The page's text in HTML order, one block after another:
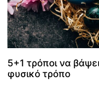
5+1 τρόποι να
φυσικό τρόπο